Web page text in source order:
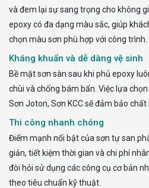
và đem lại sự sang trọng cho không
epoxy có đa dạng màu sắc, giúp
chọn màu sơn phù hợp với công trình.
Kháng khuẩn và dễ dàng vệ sinh
Bề mặt sơn sàn sau khi phủ epoxy
chùi và chống bám bẩn. Việc lựa
Sơn Joton, Sơn KCC sẽ đảm bảo
Thi công nhanh chóng
Điểm mạnh nổi bật của sơn tự san
giản, tiết kiệm thời gian và chi phí
đòi hỏi sử dụng các công cụ cơ bản
theo tiêu chuẩn kỹ thuật.